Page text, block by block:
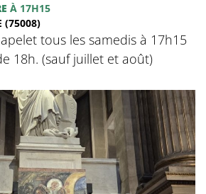
À 17H15
(75008)
tous les samedis à 17h15
18h. (sauf juillet et août)